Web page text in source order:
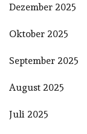
Dezember 2025
Oktober 2025
September 2025
August 2025
Juli 2025